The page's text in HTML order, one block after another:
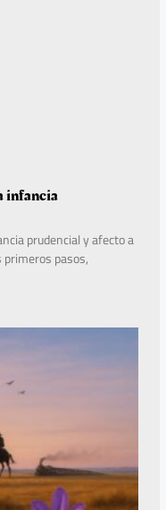
infancia
prudencial y afecto a
primeros pasos,